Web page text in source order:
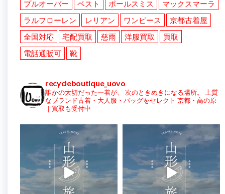
プルオーバー ベスト ポールスミス
マックスマーラ
ラルフローレン
レリアン ワンピース
京都古着屋
全国対応
宅配買取 慈雨 洋服買取
買取
電話通販可
靴
recycleboutique_uovo
誰かの大切だった一着が、 次のときめきになる場所。
上質
なブランド古着・大人服・バッグをセレクト 京都・高の原
｜買取も受付中